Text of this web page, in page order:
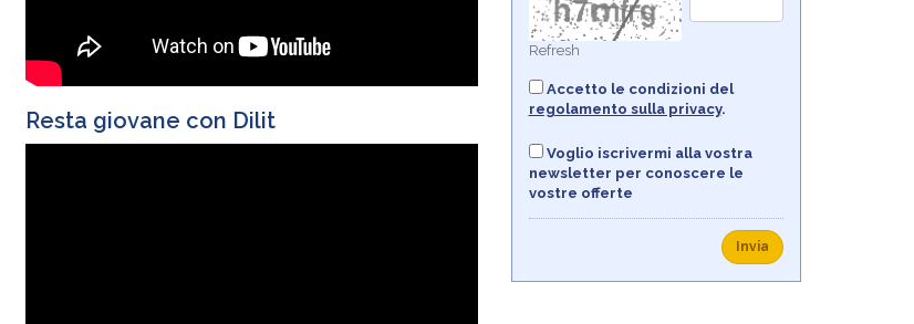
Resta giovane con Dilit
Refresh
Accetto le condizioni del
regolamento sulla privacy.
Voglio iscrivermi alla vostra
newsletter per conoscere le
vostre offerte
Invia